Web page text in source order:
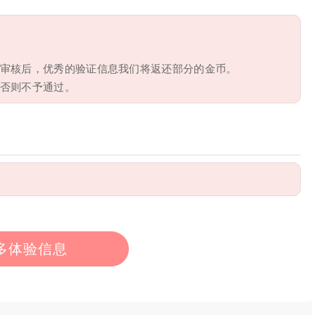
后，优秀的验证信息我们将返还部分的金币。
则不予通过。
体验信息